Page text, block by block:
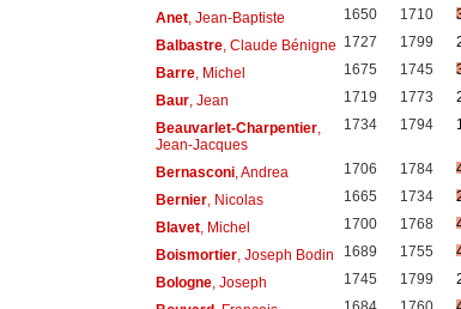
Anet, Jean-Baptiste 1650 1710
Balbastre, Claude Bénigne 1727 1799
Barre, Michel 1675 1745
Baur, Jean 1719 1773
Beauvarlet-Charpentier,
Jean-Jacques
1734 1794
Bernasconi, Andrea 1706 1784
Bernier, Nicolas 1665 1734
Blavet, Michel 1700 1768
Boismortier, Joseph Bodin 1689 1755
Bologne, Joseph 1745 1799